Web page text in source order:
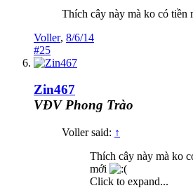
Thích cây này mà ko có tiền
Voller, 8/6/14
#25
Zin467
VĐV Phong Trào
Voller said: ↑
Thích cây này mà ko
mới
Click to expand...